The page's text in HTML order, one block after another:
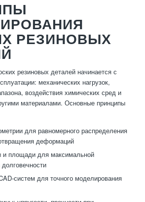
РЕЗИНОВЫХ
резиновых деталей начинается с
механических нагрузок,
воздействия химических сред и
материалами. Основные принципы
для равномерного распределения
деформаций
и площади для максимальной
систем для точного моделирования